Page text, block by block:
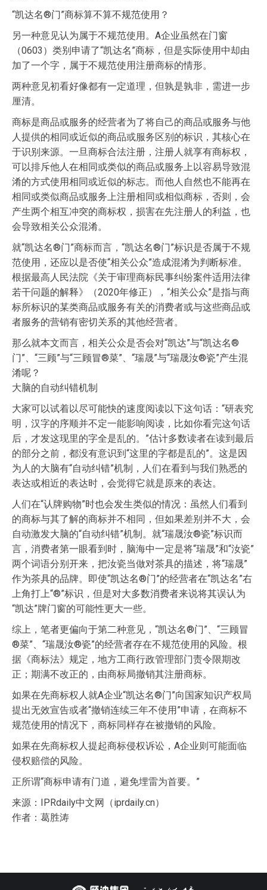
“凯达名®门”商标算不算不规范使用？
另一种意见认为属于不规范使用。A企业虽然在门窗
（0603）类别申请了“凯达名”商标，但是实际使用中却由
加了一个字，属于不规范使用注册商标的情形。
两种意见初看好像都有一定道理，但孰是孰非，需进一步
厘清。
商标是商品或服务的经营者为了将自己的商品或服务与他
人提供的相同或近似的商品或服务区别的标识，其核心在
于识别来源。一旦商标合法注册，注册人就享有商标权，
可以排斥他人在相同或类似的商品或服务上以容易导致混
淆的方式使用相同或近似的标志。而他人自然也不能再在
相同或类似商品或服务上注册相同或相似商标，否则，会
产生两个相互冲突的商标权，损害在先注册人的利益，也
会导致相关公众混淆。
就“凯达名®门”商标而言，“凯达名®门”标识是否属于不规
范使用，还应以是否使“相关公众”造成混淆为判断标准。
根据最高人民法院《关于审理商标民事纠纷案件适用法律
若干问题的解释》（2020年修正），“相关公众”是指与商
标所标识的某类商品或服务有关的消费者或与这些商品或
者服务的营销有密切关系的其他经营者。
那么就本文而言，相关公众是否会对“凯达”与“凯达名®
门”、“三顾”与“三顾冒®菜”、“瑞晟”与“瑞晟汝®瓷”产生混
淆呢？
大脑的自动纠错机制
大家可以试着以尽可能快的速度阅读以下这句话：“研表究
明，汉字的序顺并不定一能影响阅读，比如你看完这句话
后，才发这现里的字全是乱的。”估计多数读者在读到最后
的部分之前，都没有意识到“这里的字都是乱的”。这是因
为人的大脑有“自动纠错”机制，人们在看到与我们熟悉的
表达或相近的表达时，会觉得它就是原来的表达。
人们在“认牌购物”时也会发生类似的情况：虽然人们看到
的商标与其了解的商标并不相同，但如果差别并不大，会
自动激发大脑的“自动纠错”机制。就“瑞晟汝®瓷”标识而
言，消费者第一眼看到时，脑海中一定是将“瑞晟”和“汝瓷”
两个词语分别开来，把汝瓷当做对茶具的描述，将“瑞晟”
作为茶具的品牌。即使“凯达名®门”的经营者在“凯达名”右
上角打上“®”标识，但是对大多数消费者来说将其误认为
“凯达”牌门窗的可能性更大一些。
综上，笔者更偏向于第二种意见，“凯达名®门”、“三顾冒
®菜”、“瑞晟汝®瓷”的经营者存在不规范使用的风险。根
据《商标法》规定，地方工商行政管理部门责令限期改
正；期满不改正的，由商标局撤销其注册商标。
如果在先商标权人就A企业“凯达名®门”向国家知识产权局
提出无效宣告或者“撤销连续三年不使用”申请，在商标不
规范使用的情况下，商标同样存在被撤销的风险。
如果在先商标权人提起商标侵权诉讼，A企业则可能面临
侵权赔偿的风险。
正所谓“商标申请有门道，避免埋雷为首要。”
来源：IPRdaily中文网（iprdaily.cn）
作者：葛胜涛